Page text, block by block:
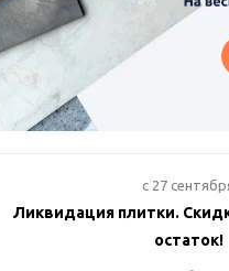
c 27
Ликвидация плитки.
остаток!